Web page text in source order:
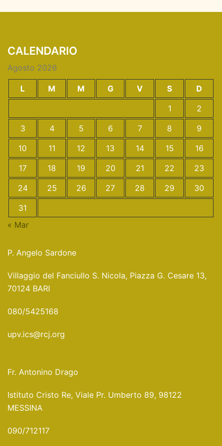
CALENDARIO
Agosto 2026
L M M G V S
D
1
2
3
4 5 6 7 8
9
10
11 12 13 14 15
16
17
18 19 20 21 22
23
24
25 26 27 28 29
30
31
« Mar
P. Angelo Sardone
Villaggio del Fanciullo S. Nicola, Piazza G. Cesare 13,
70124 BARI
080/5425168
upv.ics@rcj.org
Fr. Antonino Drago
Istituto Cristo Re, Viale Pr. Umberto 89, 98122
MESSINA
090/712117